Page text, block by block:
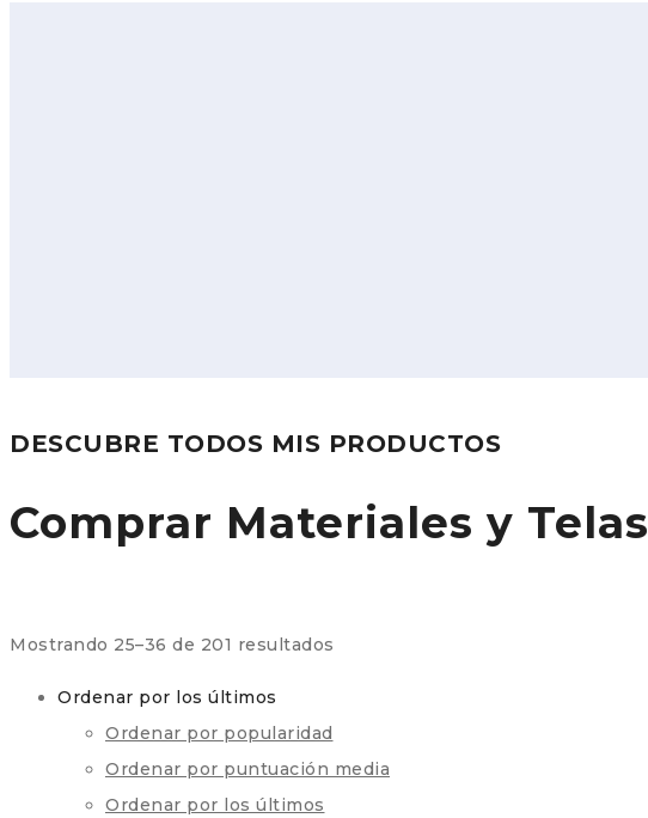
DESCUBRE TODOS MIS PRODUCTOS
Comprar Materiales y Telas
Mostrando 25–36 de 201 resultados
Ordenar por los últimos
Ordenar por popularidad
Ordenar por puntuación media
Ordenar por los últimos